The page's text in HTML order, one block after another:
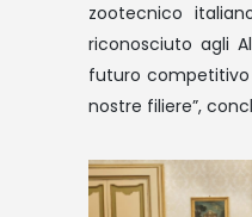
zootecnico
riconosciuto agli
futuro
nostre filiere”,